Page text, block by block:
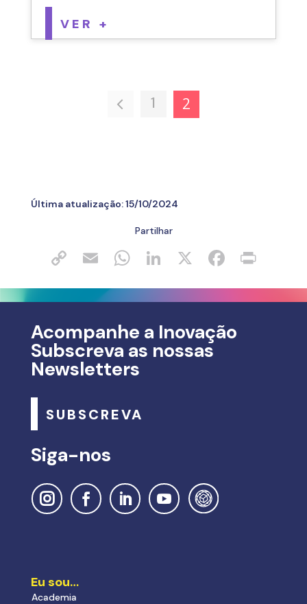
VER +
1 2
Última atualização:15/10/2024
Partilhar
Acompanhe a Inovação
Subscreva as nossas
Newsletters
SUBSCREVA
Siga-nos
Eu sou…
Academia